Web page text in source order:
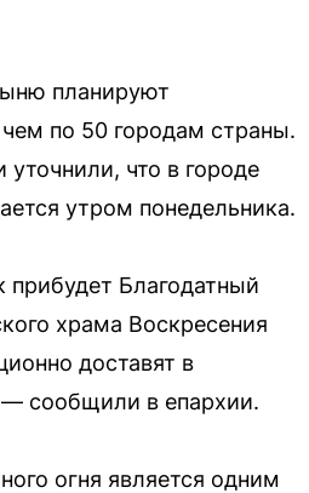
планируют
по 50 городам страны.
что в городе
утром понедельника.
прибудет Благодатный
храма Воскресения
доставят в
сообщили в епархии.
огня является одним